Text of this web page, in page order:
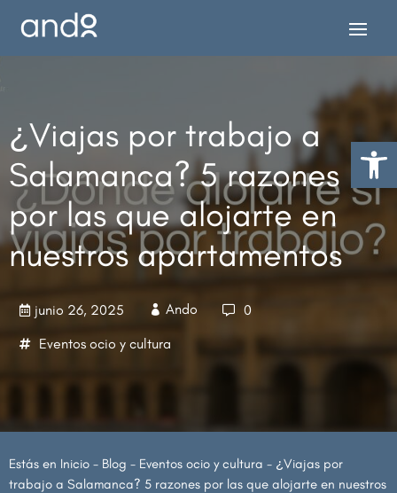
Abrir
¿Viajas por trabajo a
Salamanca? 5 razones
por las que alojarte en
nuestros apartamentos
 junio 26, 2025  Ando  0
 Eventos ocio y cultura
Estás en Inicio - Blog - Eventos ocio y cultura - ¿Viajas por
trabajo a Salamanca? 5 razones por las que alojarte en nuestros